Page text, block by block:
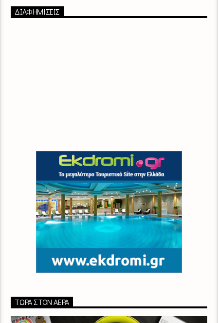
ΔΙΑΦΗΜΙΣΕΙΣ
ΤΏΡΑ ΣΤΟΝ ΑΈΡΑ